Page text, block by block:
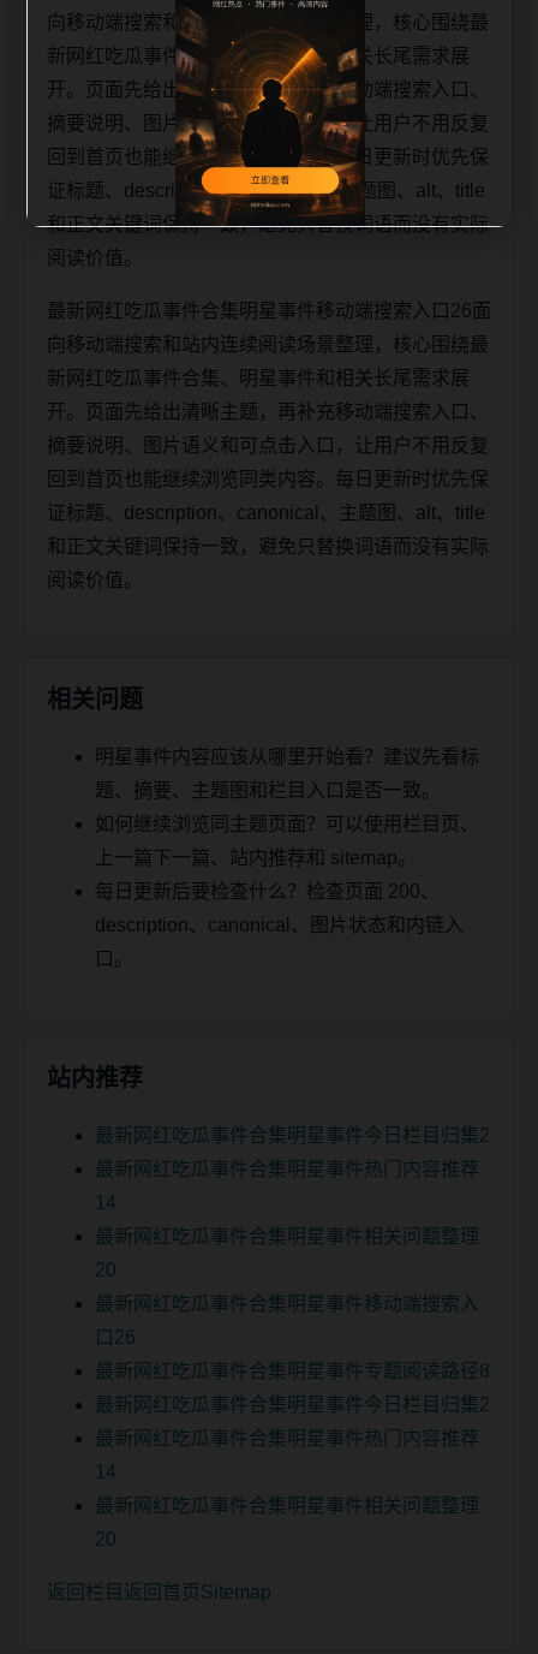
向移动端搜索和站内连续阅读场景整理，核心围绕最
新网红吃瓜事件合集、明星事件和相关长尾需求展
开。页面先给出清晰主题，再补充移动端搜索入口、
摘要说明、图片语义和可点击入口，让用户不用反复
回到首页也能继续浏览同类内容。每日更新时优先保
证标题、description、canonical、主题图、alt、title
和正文关键词保持一致，避免只替换词语而没有实际
阅读价值。
最新网红吃瓜事件合集明星事件移动端搜索入口26面
向移动端搜索和站内连续阅读场景整理，核心围绕最
新网红吃瓜事件合集、明星事件和相关长尾需求展
开。页面先给出清晰主题，再补充移动端搜索入口、
摘要说明、图片语义和可点击入口，让用户不用反复
回到首页也能继续浏览同类内容。每日更新时优先保
证标题、description、canonical、主题图、alt、title
和正文关键词保持一致，避免只替换词语而没有实际
阅读价值。
相关问题
明星事件内容应该从哪里开始看？建议先看标
题、摘要、主题图和栏目入口是否一致。
如何继续浏览同主题页面？可以使用栏目页、
上一篇下一篇、站内推荐和 sitemap。
每日更新后要检查什么？检查页面 200、
description、canonical、图片状态和内链入
口。
站内推荐
最新网红吃瓜事件合集明星事件今日栏目归集2
最新网红吃瓜事件合集明星事件热门内容推荐
14
最新网红吃瓜事件合集明星事件相关问题整理
20
最新网红吃瓜事件合集明星事件移动端搜索入
口26
最新网红吃瓜事件合集明星事件专题阅读路径8
最新网红吃瓜事件合集明星事件今日栏目归集2
最新网红吃瓜事件合集明星事件热门内容推荐
14
最新网红吃瓜事件合集明星事件相关问题整理
20
返回栏目 返回首页 Sitemap